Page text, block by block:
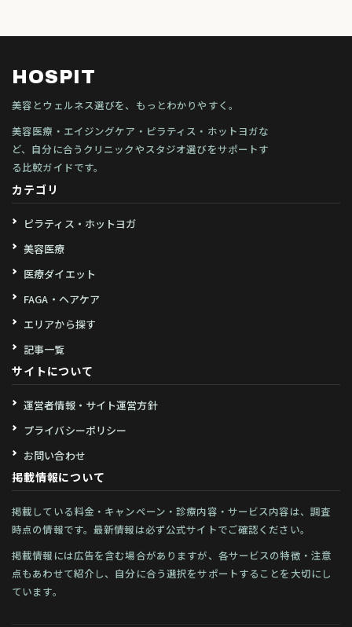
HOSPIT
美容とウェルネス選びを、もっとわかりやすく。
美容医療・エイジングケア・ピラティス・ホットヨガな
ど、自分に合うクリニックやスタジオ選びをサポートす
る比較ガイドです。
カテゴリ
ピラティス・ホットヨガ
美容医療
医療ダイエット
FAGA・ヘアケア
エリアから探す
記事一覧
サイトについて
運営者情報・サイト運営方針
プライバシーポリシー
お問い合わせ
掲載情報について
掲載している料金・キャンペーン・診療内容・サービス内容は、調査
時点の情報です。最新情報は必ず公式サイトでご確認ください。
掲載情報には広告を含む場合がありますが、各サービスの特徴・注意
点もあわせて紹介し、自分に合う選択をサポートすることを大切にし
ています。